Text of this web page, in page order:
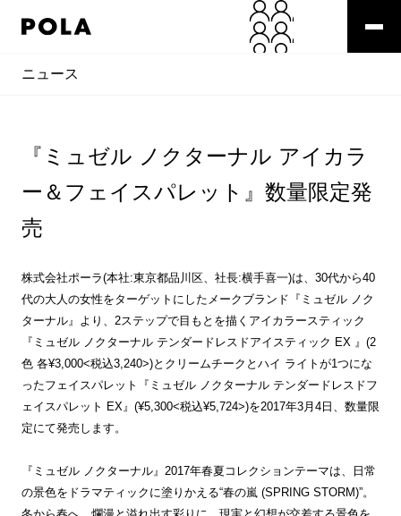
ニュース
『ミュゼル ノクターナル アイカラ
ー＆フェイスパレット』数量限定発
売
株式会社ポーラ(本社:東京都品川区、社長:横手喜一)は、30代から40
代の大人の女性をターゲットにしたメークブランド『ミュゼル ノク
ターナル』より、2ステップで目もとを描くアイカラースティック
『ミュゼル ノクターナル テンダードレスドアイスティック EX 』(2
色 各¥3,000<税込3,240>)とクリームチークとハイ ライトが1つにな
ったフェイスパレット『ミュゼル ノクターナル テンダードレスドフ
ェイスパレット EX』(¥5,300<税込¥5,724>)を2017年3月4日、数量限
定にて発売します。
『ミュゼル ノクターナル』2017年春夏コレクションテーマは、日常
の景色をドラマティックに塗りかえる“春の嵐 (SPRING STORM)”。